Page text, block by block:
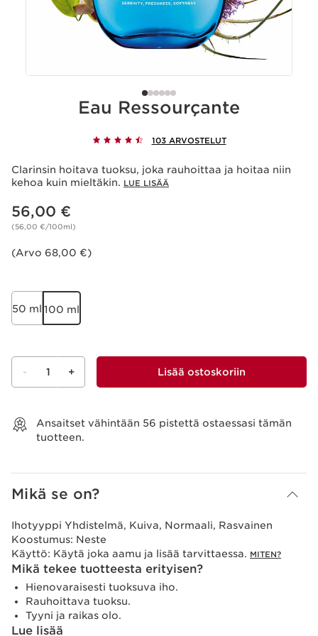
Eau Ressourçante
103 ARVOSTELUT
Clarinsin hoitava tuoksu, joka rauhoittaa ja hoitaa niin
kehoa kuin mieltäkin. LUE LISÄÄ
Nykyinen hinta 56,00 €
56,00 €
(56,00 €/100ml)
(Arvo 68,00 €)
50 ml 100 ml
- 1 + Lisää ostoskoriin
Ansaitset vähintään 56 pistettä ostaessasi tämän
tuotteen.
Mikä se on?
Ihotyyppi Yhdistelmä, Kuiva, Normaali, Rasvainen
Koostumus: Neste
Käyttö: Käytä joka aamu ja lisää tarvittaessa. MITEN?
Mikä tekee tuotteesta erityisen?
Hienovaraisesti tuoksuva iho.
Rauhoittava tuoksu.
Tyyni ja raikas olo.
Lue lisää